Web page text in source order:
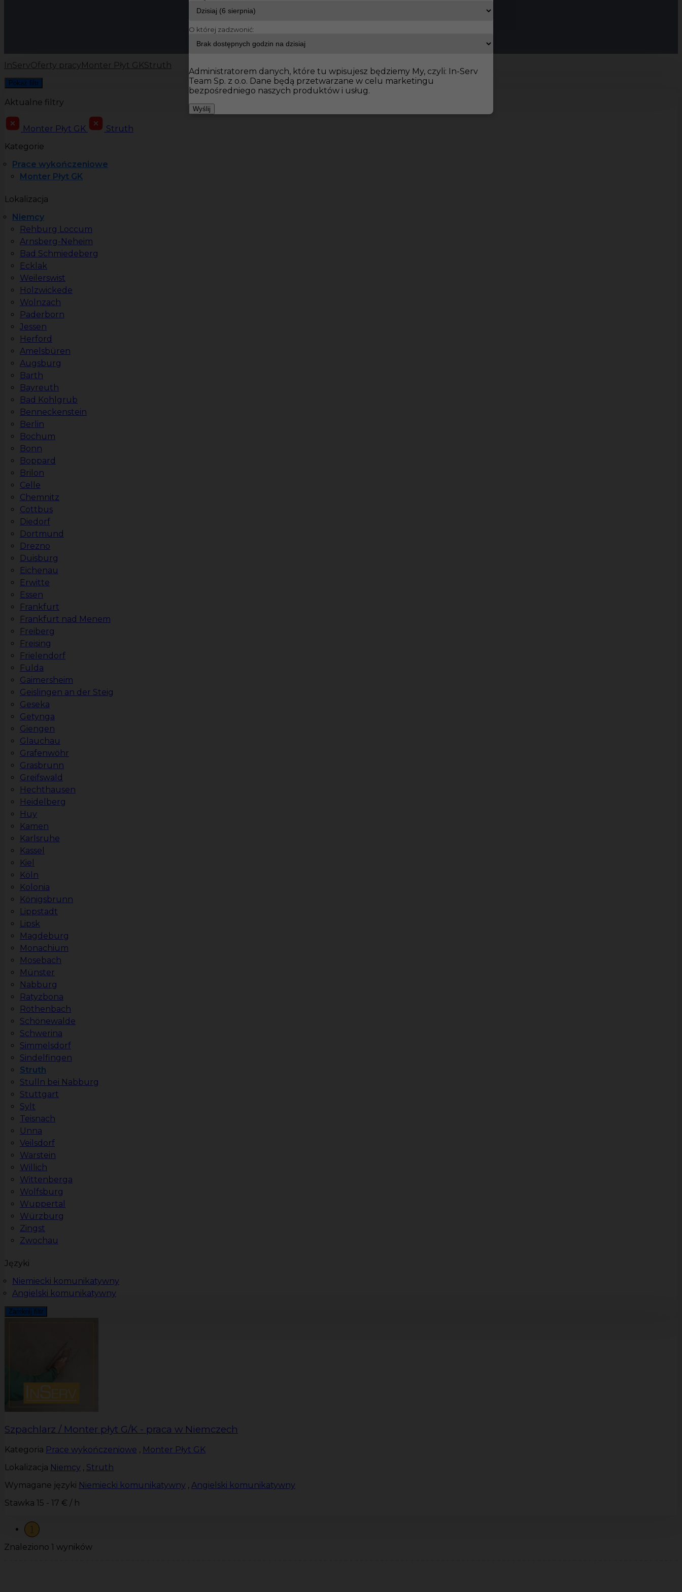
InServOferty pracy Monter Płyt GKStruth
Pokaż filtr
Aktualne filtry
Monter Płyt GK
Struth
Kategorie
Prace wykończeniowe
Monter Płyt GK
Lokalizacja
Niemcy
Rehburg Loccum
Arnsberg-Neheim
Bad Schmiedeberg
Ecklak
Weilerswist
Holzwickede
Wolnzach
Paderborn
Jessen
Herford
Amelsbüren
Augsburg
Barth
Bayreuth
Bad Kohlgrub
Benneckenstein
Berlin
Bochum
Bonn
Boppard
Brilon
Celle
Chemnitz
Cottbus
Diedorf
Dortmund
Drezno
Duisburg
Eichenau
Erwitte
Essen
Frankfurt
Frankfurt nad Menem
Freiberg
Freising
Frielendorf
Fulda
Gaimersheim
Geislingen an der Steig
Geseka
Getynga
Giengen
Glauchau
Grafenwöhr
Grasbrunn
Greifswald
Hechthausen
Heidelberg
Huy
Kamen
Karlsruhe
Kassel
Kiel
Köln
Kolonia
Königsbrunn
Lippstadt
Lipsk
Magdeburg
Monachium
Mosebach
Münster
Nabburg
Ratyzbona
Röthenbach
Schönewalde
Schwerina
Simmelsdorf
Sindelfingen
Struth
Stulln bei Nabburg
Stuttgart
Sylt
Teisnach
Unna
Veilsdorf
Warstein
Willich
Wittenberga
Wolfsburg
Wuppertal
Würzburg
Zingst
Zwochau
Języki
Niemiecki komunikatywny
Angielski komunikatywny
Zamknij filtr
Szpachlarz / Monter płyt G/K - praca w Niemczech
Kategoria Prace wykończeniowe , Monter Płyt GK
Lokalizacja Niemcy , Struth
Wymagane języki Niemiecki komunikatywny , Angielski komunikatywny
Stawka 15 - 17 € / h
1
Znaleziono 1 wyników
O której zadzwonić:
Administratorem danych, które tu wpisujesz będziemy My, czyli: In-Serv
Team Sp. z o.o. Dane będą przetwarzane w celu marketingu
bezpośredniego naszych produktów i usług.
Wyślij